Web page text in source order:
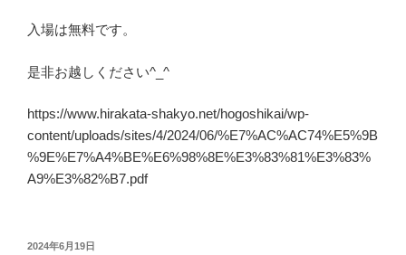
入場は無料です。
是非お越しください^_^
https://www.hirakata-shakyo.net/hogoshikai/wp-
content/uploads/sites/4/2024/06/%E7%AC%AC74%E5%9B
%9E%E7%A4%BE%E6%98%8E%E3%83%81%E3%83%
A9%E3%82%B7.pdf
投
2024年6月19日